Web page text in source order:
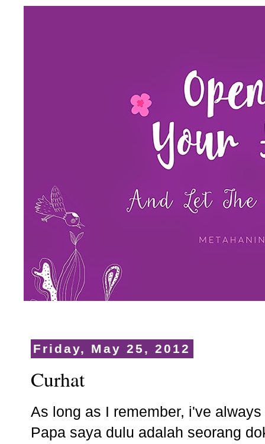
Friday, May 25, 2012
Curhat
As long as I remember, i've
Papa saya dulu adalah seorang